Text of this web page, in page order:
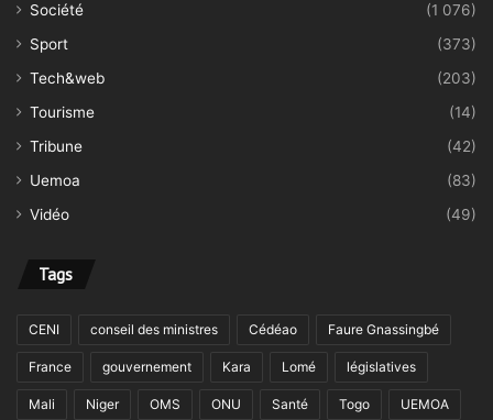
Société
(1 076)
Sport
(373)
Tech&web
(203)
Tourisme
(14)
Tribune
(42)
Uemoa
(83)
Vidéo
(49)
Tags
CENI conseil des ministres Cédéao Faure Gnassingbé
France gouvernement Kara Lomé législatives
Mali Niger OMS ONU Santé Togo UEMOA